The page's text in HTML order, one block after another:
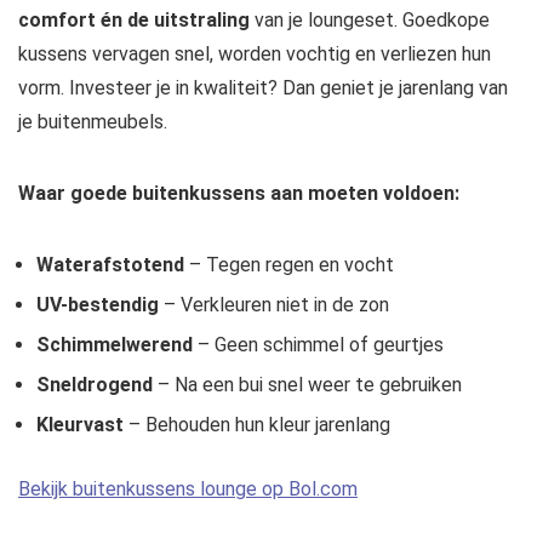
comfort én de uitstraling van je loungeset. Goedkope
kussens vervagen snel, worden vochtig en verliezen hun
vorm. Investeer je in kwaliteit? Dan geniet je jarenlang van
je buitenmeubels.
Waar goede buitenkussens aan moeten voldoen:
Waterafstotend – Tegen regen en vocht
UV-bestendig – Verkleuren niet in de zon
Schimmelwerend – Geen schimmel of geurtjes
Sneldrogend – Na een bui snel weer te gebruiken
Kleurvast – Behouden hun kleur jarenlang
Bekijk buitenkussens lounge op Bol.com